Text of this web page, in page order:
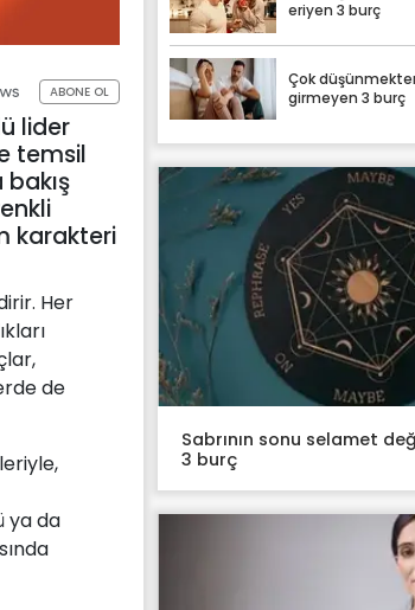
ABONE OL
lider
temsil
karakteri
Her
de
ya da
eriyen 3 burç
Çok
girmeyen 3 burç
Sabrının sonu selamet
3 burç